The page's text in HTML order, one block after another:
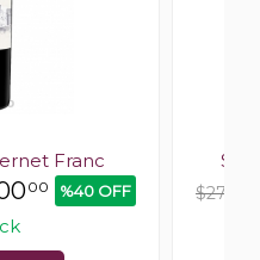
Franc
00 %40 OFF